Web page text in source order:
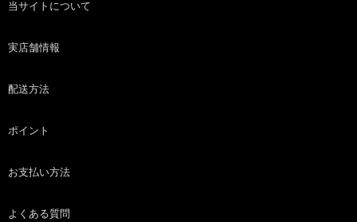
当サイトについて
実店舗情報
配送方法
ポイント
お支払い方法
よくある質問